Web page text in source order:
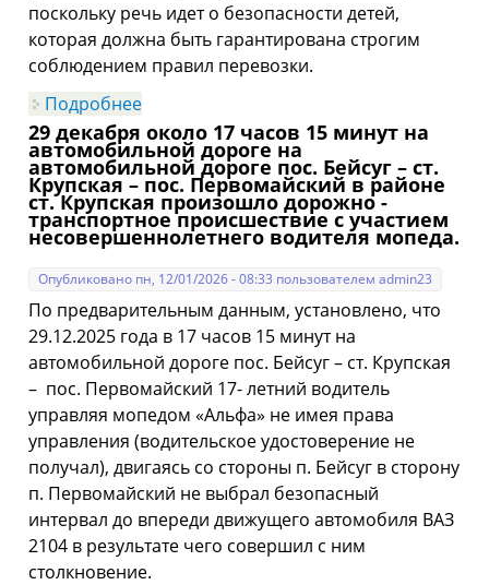
поскольку речь идет о безопасности детей,
которая должна быть гарантирована строгим
соблюдением правил перевозки.
Подробнее
продолжается профилактическая акция
«Ребенок главный пассажир»
сотрудники Госавтоинспекции в
очередной раз напомнили водителям о
правилах перевозке детей
29 декабря около 17 часов 15 минут на
автомобильной дороге на
автомобильной дороге пос. Бейсуг – ст.
Крупская – пос. Первомайский в районе
ст. Крупская произошло дорожно -
транспортное происшествие с участием
несовершеннолетнего водителя мопеда.
Опубликовано пн, 12/01/2026 - 08:33 пользователемadmin23
По предварительным данным, установлено, что
29.12.2025 года в 17 часов 15 минут на
автомобильной дороге пос. Бейсуг – ст. Крупская
– пос. Первомайский 17- летний водитель
управляя мопедом «Альфа» не имея права
управления (водительское удостоверение не
получал), двигаясь со стороны п. Бейсуг в сторону
п. Первомайский не выбрал безопасный
интервал до впереди движущего автомобиля ВАЗ
2104 в результате чего совершил с ним
столкновение.